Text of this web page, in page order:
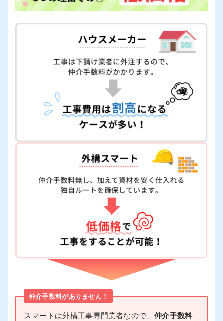
仲介手数料がありません！
スマートは外構工事専門業者なので、 仲介手数料